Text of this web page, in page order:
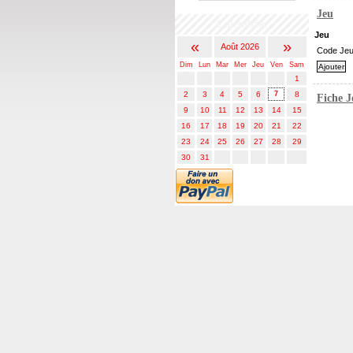
« Août 2026 »
Dim Lun Mar Mer Jeu Ven Sam
1
2
3 4 5 6 7
8
9
10 11 12 13 14
15
16
17 18 19 20 21
22
23
24 25 26 27 28
29
30
31
Jeu
Jeu
Code Jeu
Fiche